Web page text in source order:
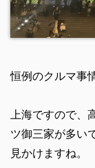
恒例のクルマ事
上海ですので
ツ御三家が多い
見かけますね。